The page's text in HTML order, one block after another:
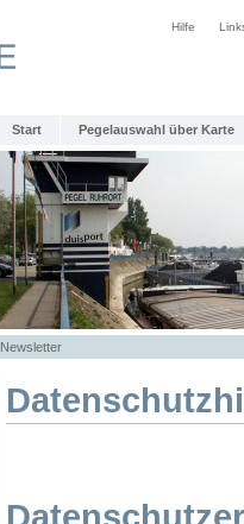
Hilfe
Start Pegelauswahl über Karte
Newsletter